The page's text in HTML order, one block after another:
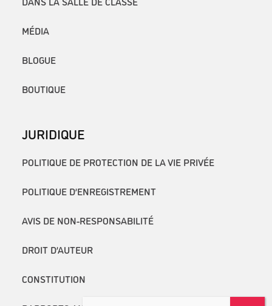
MÉDIA
BLOGUE
BOUTIQUE
JURIDIQUE
POLITIQUE DE PROTECTION DE LA VIE PRIVÉE
POLITIQUE D’ENREGISTREMENT
AVIS DE NON-RESPONSABILITÉ
DROIT D’AUTEUR
CONSTITUTION